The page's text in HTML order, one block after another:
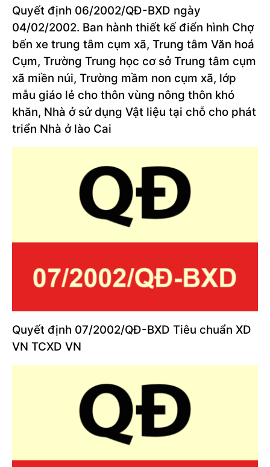
Quyết định 06/2002/QĐ-BXD ngày
04/02/2002. Ban hành thiết kế điển hình Chợ
bến xe trung tâm cụm xã, Trung tâm Văn hoá
Cụm, Trường Trung học cơ sở Trung tâm cụm
xã miền núi, Trường mầm non cụm xã, lớp
mẫu giáo lẻ cho thôn vùng nông thôn khó
khăn, Nhà ở sử dụng Vật liệu tại chỗ cho phát
triển Nhà ở lào Cai
Quyết định 07/2002/QĐ-BXD Tiêu chuẩn XD
VN TCXD VN